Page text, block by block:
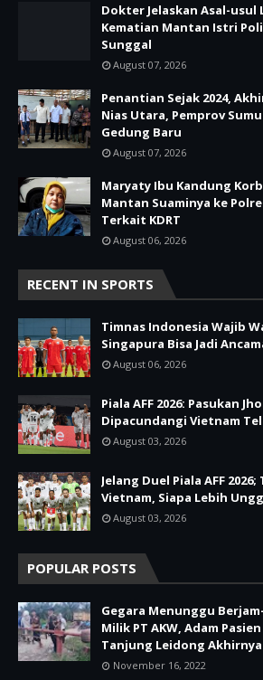
Dokter Jelaskan Asal-usul
Kematian Mantan Istri
Sunggal
August 07, 2026
Penantian Sejak 2024,
Nias Utara, Pemprov
Gedung Baru
August 07, 2026
Maryaty Ibu Kandung
Mantan Suaminya ke
Terkait KDRT
August 06, 2026
RECENT IN SPORTS
Timnas Indonesia Wajib
Singapura Bisa Jadi
August 06, 2026
Piala AFF 2026: Pasukan
Dipacundangi Vietnam
August 03, 2026
Jelang Duel Piala AFF
Vietnam, Siapa Lebih
August 03, 2026
POPULAR POSTS
Gegara Menunggu
Milik PT AKW, Adam
Tanjung Leidong
November 16, 2022